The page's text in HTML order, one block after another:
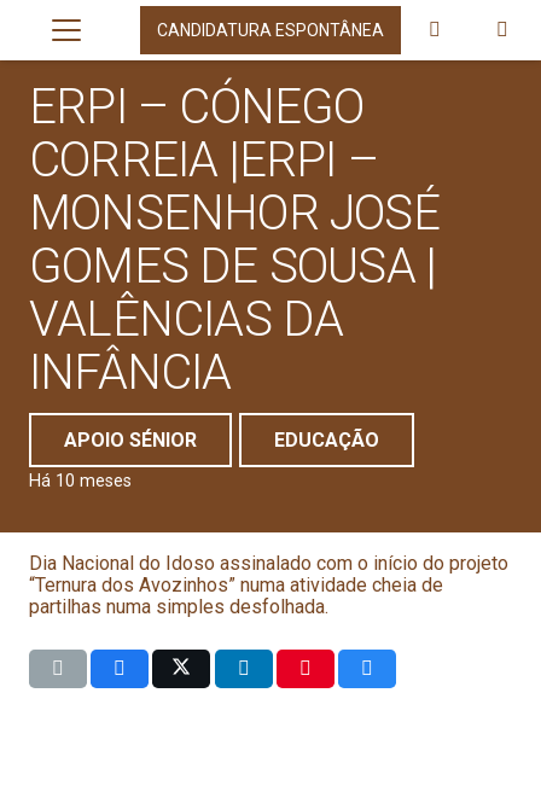
CANDIDATURA ESPONTÂNEA
ERPI – CÓNEGO
CORREIA |ERPI –
MONSENHOR JOSÉ
GOMES DE SOUSA |
VALÊNCIAS DA
INFÂNCIA
APOIO SÉNIOR EDUCAÇÃO
Há 10 meses
Dia Nacional do Idoso assinalado com o início do projeto
“Ternura dos Avozinhos” numa atividade cheia de
partilhas numa simples desfolhada.